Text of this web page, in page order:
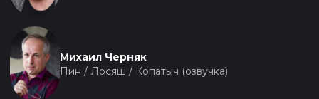
Михаил Черняк
Пин / Лосяш / Копатыч (озвучка)